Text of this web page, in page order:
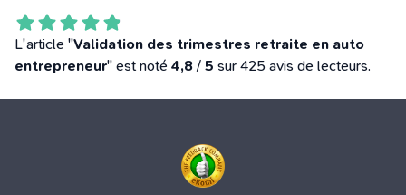
L'article "Validation des trimestres retraite en auto
entrepreneur" est noté 4,8 / 5 sur 425 avis de lecteurs.